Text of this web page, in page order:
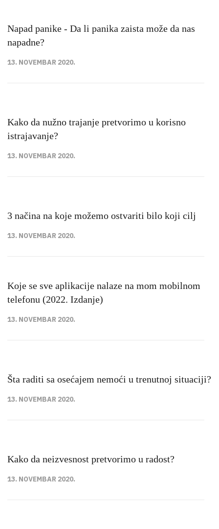
Napad panike - Da li panika zaista može da nas
napadne?
13. NOVEMBAR 2020.
Kako da nužno trajanje pretvorimo u korisno
istrajavanje?
13. NOVEMBAR 2020.
3 načina na koje možemo ostvariti bilo koji cilj
13. NOVEMBAR 2020.
Koje se sve aplikacije nalaze na mom mobilnom
telefonu (2022. Izdanje)
13. NOVEMBAR 2020.
Šta raditi sa osećajem nemoći u trenutnoj situaciji?
13. NOVEMBAR 2020.
Kako da neizvesnost pretvorimo u radost?
13. NOVEMBAR 2020.